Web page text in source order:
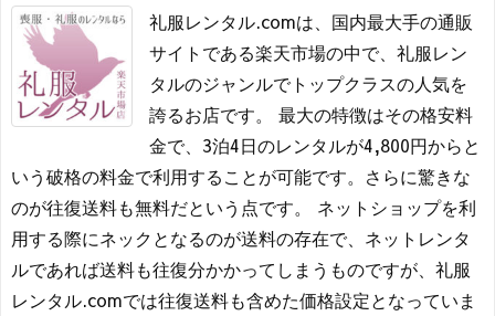
礼服レンタル.comは、国内最大手の通販
サイトである楽天市場の中で、礼服レン
タルのジャンルでトップクラスの人気を
誇るお店です。 最大の特徴はその格安料
金で、3泊4日のレンタルが4,800円からと
いう破格の料金で利用することが可能です。さらに驚きな
のが往復送料も無料だという点です。 ネットショップを利
用する際にネックとなるのが送料の存在で、ネットレンタ
ルであれば送料も往復分かかってしまうものですが、礼服
レンタル.comでは往復送料も含めた価格設定となっていま